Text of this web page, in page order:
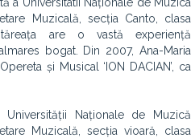
Muzicală, secția Canto, clasa
are o vastă experiență
bogat. Din 2007, Ana-Maria
și Musical ‘ION DACIAN’, ca
Naționale de Muzică
Muzicală, secția vioară, clasa